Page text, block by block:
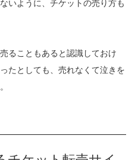
いように、チケットの売り方も
ることもあると認識しておけ
たとしても、売れなくて泣きを